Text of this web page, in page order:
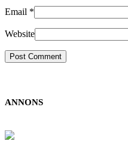
Email *
Website
ANNONS